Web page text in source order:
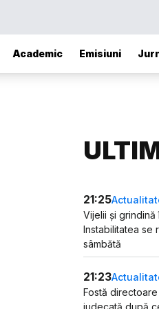
Academic Emisiuni
21:25
Vijelii și grindină
Instabilitatea se
sâmbătă
21:23
Fostă
judecată după